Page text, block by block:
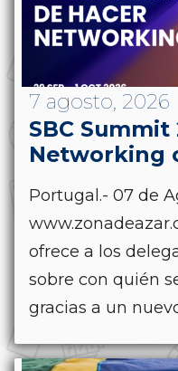
7 agosto, 2026
SBC Summit
Networking
Portugal.- 07 de
ofrece a los
sobre con quién
gracias a un